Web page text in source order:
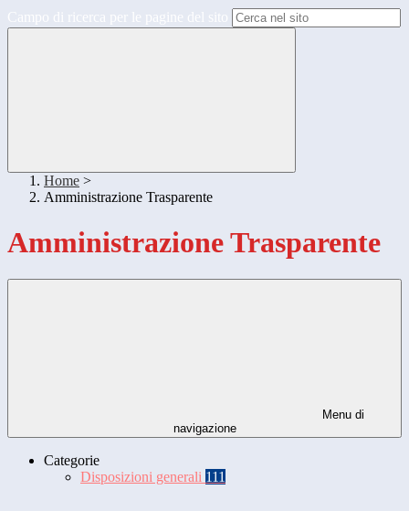
Campo di ricerca per le pagine del sito
Home >
Amministrazione Trasparente
Amministrazione Trasparente
Menu di
navigazione
Categorie
Disposizioni generali 111